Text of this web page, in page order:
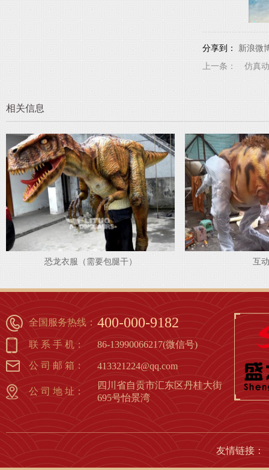
分享到：
新浪微
上一条：
仿真
相关信息
恐龙衣服（需要包腿干）
互
全国服务热线： 400-000-9182
联 系 手 机： 86-13990066217(微信号)
公 司 邮 箱： 413321224@qq.com
公 司 地 址：
四川省自贡市汇东区丹桂大街
695号怡景湾
友情链接：